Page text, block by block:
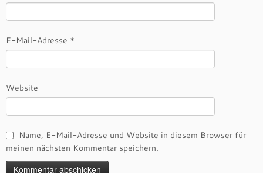
E-Mail-Adresse *
Website
Name, E-Mail-Adresse und Website in diesem Browser für
meinen nächsten Kommentar speichern.